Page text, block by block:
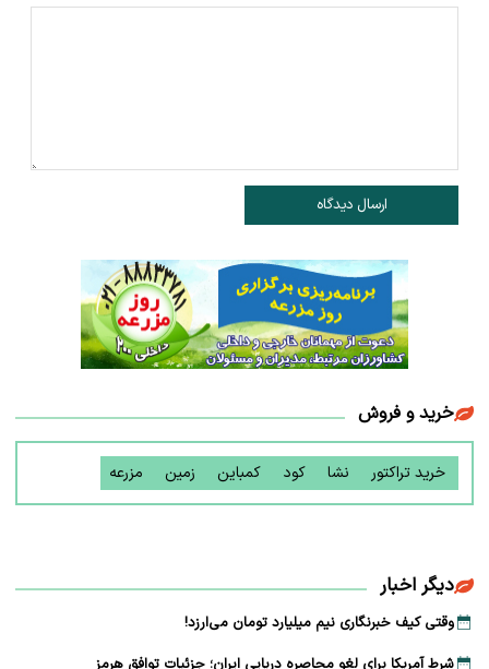
ارسال دیدگاه
خرید و فروش
خرید تراکتور نشا کود کمباین زمین مزرعه
دیگر اخبار
وقتی کیف خبرنگاری نیم میلیارد تومان می‌ارزد!